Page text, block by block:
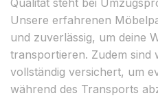
Unsere erfahrenen
und zuverlässig, um deine
transportieren. Zudem sind
vollständig versichert, um
während des Transports